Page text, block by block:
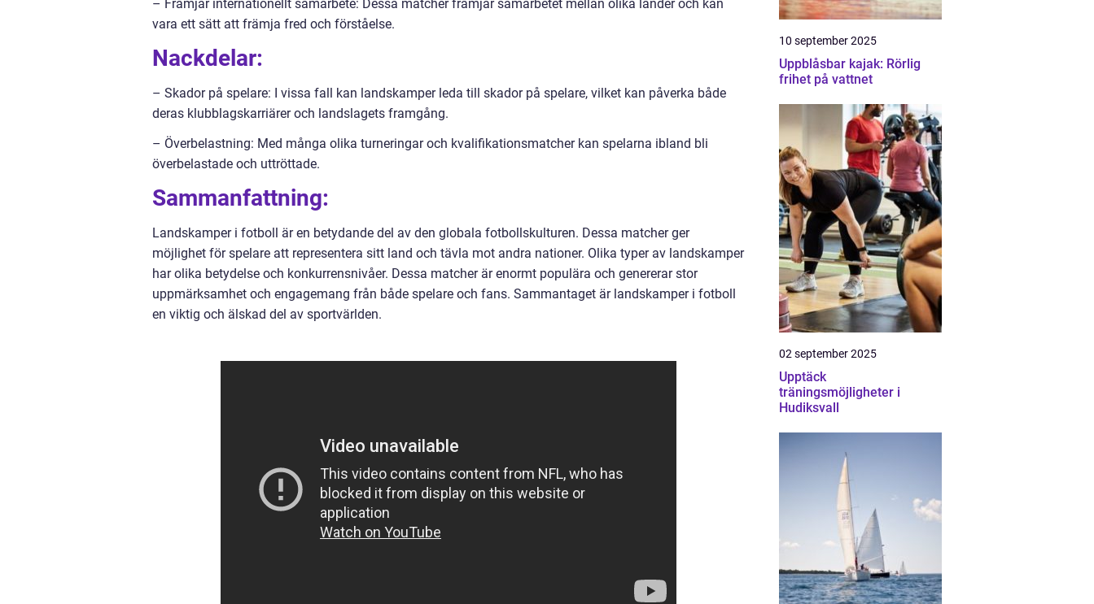
– Främjar internationellt samarbete: Dessa matcher främjar samarbetet mellan olika länder och kan
vara ett sätt att främja fred och förståelse.
Nackdelar:
– Skador på spelare: I vissa fall kan landskamper leda till skador på spelare, vilket kan påverka både
deras klubblagskarriärer och landslagets framgång.
– Överbelastning: Med många olika turneringar och kvalifikationsmatcher kan spelarna ibland bli
överbelastade och uttröttade.
Sammanfattning:
Landskamper i fotboll är en betydande del av den globala fotbollskulturen. Dessa matcher ger
möjlighet för spelare att representera sitt land och tävla mot andra nationer. Olika typer av landskamper
har olika betydelse och konkurrensnivåer. Dessa matcher är enormt populära och genererar stor
uppmärksamhet och engagemang från både spelare och fans. Sammantaget är landskamper i fotboll
en viktig och älskad del av sportvärlden.
10 september 2025
Uppblåsbar kajak: Rörlig
frihet på vattnet
02 september 2025
Upptäck
träningsmöjligheter i
Hudiksvall